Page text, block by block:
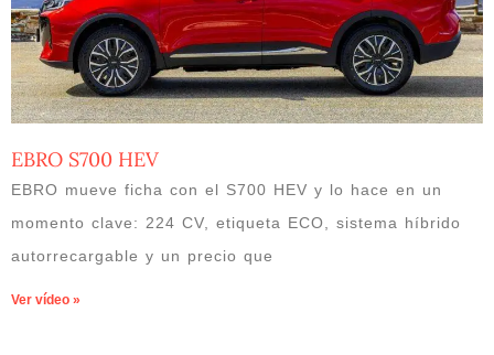
EBRO S700 HEV
EBRO mueve ficha con el S700 HEV y lo hace en un
momento clave: 224 CV, etiqueta ECO, sistema híbrido
autorrecargable y un precio que
Ver vídeo »